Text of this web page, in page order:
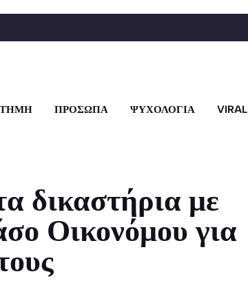
ΠΡΟΣΩΠΑ ΨΥΧΟΛΟΓΙΑ VIRAL
δικαστήρια με
Οικονόμου για